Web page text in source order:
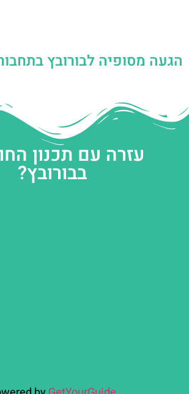
הגעה מסופיה לבורובץ
עזרה עם תכנון
בבורובץ?